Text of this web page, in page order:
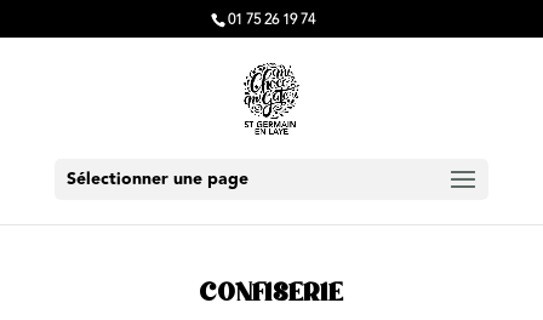
01 75 26 19 74
Sélectionner une page
CONFISERIE